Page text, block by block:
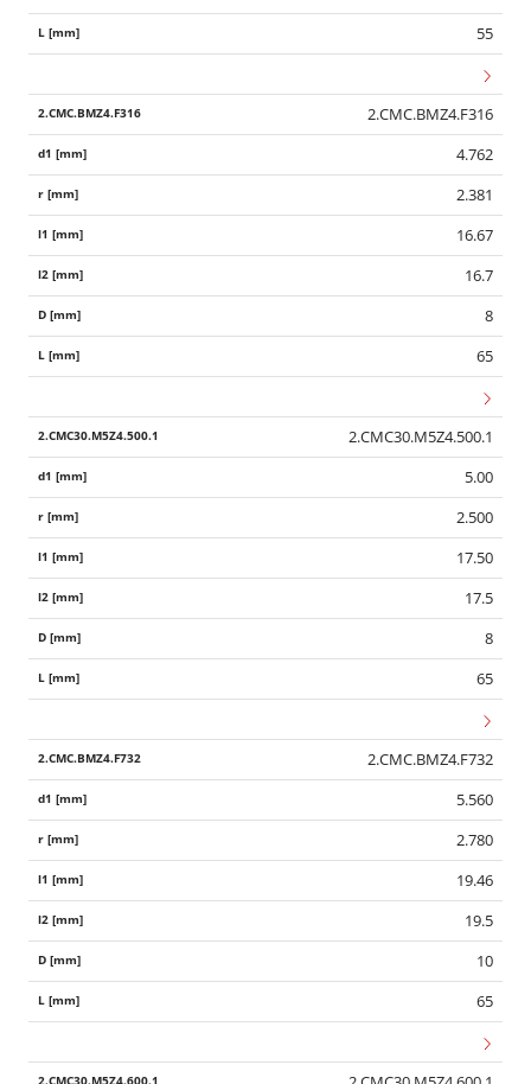
55
2.CMC.BMZ4.F316
4.762
2.381
16.67
16.7
8
65
2.CMC30.M5Z4.500.1
5.00
2.500
17.50
17.5
8
65
2.CMC.BMZ4.F732
5.560
2.780
19.46
19.5
10
65